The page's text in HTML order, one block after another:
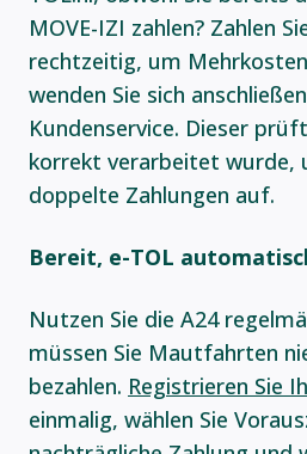
MOVE-IZI zahlen? Zahlen
rechtzeitig, um
wenden Sie sich
Kundenservice. Dieser
korrekt verarbeitet wurde,
doppelte Zahlungen auf.
Bereit, e-TOL
Nutzen Sie die A24
müssen Sie Mautfahrten
bezahlen. Registrieren Sie
einmalig, wählen Sie